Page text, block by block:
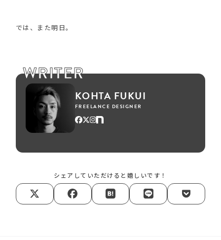
では、また明日。
WRITER
KOHTA FUKUI
FREELANCE DESIGNER
シェアしていただけると嬉しいです！